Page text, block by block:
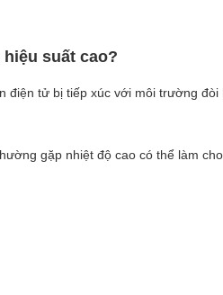
suất cao?
điện tử bị tiếp xúc với môi trường đòi
gặp nhiệt độ cao có thể làm